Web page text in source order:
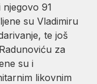
91
su Vladimiru
te još
za
su i
likovnim